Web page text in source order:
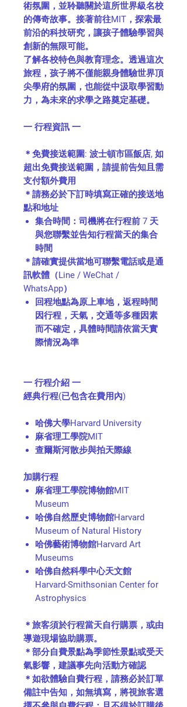
術氛圍，並聆聽關於這所世界級名校
的傳奇故事。接著前往MIT，探索最
前沿的科技研究，讓孩子體驗學習與
創新的無限可能。
了解各校特色與教育理念。透過這次
旅程，孩子將不僅能親身體驗世界頂
尖學府的氛圍，也能從中汲取學習動
力，為未來的求學之路奠定基礎。
一 行程資訊 一
＊免費接送範圍: 波士頓市區飯店, 如
超出免費接送範圍，請提前告知且需
支付額外費用
＊請務必於下訂時填寫正確的接送地
點和地址
集合時間：司機將在行程前 7 天
與您聯繫並告知行程當天的集合
時間
＊請確實提供當地可聯繫電話或是通
訊軟體（Line / WeChat /
WhatsApp）
回程地點為原上車地，返程時間
因行程，天氣，交通等多種因素
而不確定，具體時間請依當天實
際情況為準
一 行程介紹 一
經典行程(已包含在費用內)
哈佛大學Harvard University
麻省理工學院MIT
查爾斯河散步與拍天際線
加購行程
麻省理工學院博物館MIT
Museum
哈佛自然歷史博物館Harvard
Museum of Natural History
哈佛藝術博物館Harvard Art
Museums
哈佛自然科學中心天文館
Harvard-Smithsonian Center for
Astrophysics
＊旅客須於行程當天自行購票，或由
導遊現場協助購票。
＊部分自費景點為季節性景點或受天
氣影響，建議事先向活動方確認
＊如欲體驗自費行程，請務必於訂單
備註中告知，如無填寫，將視旅客選